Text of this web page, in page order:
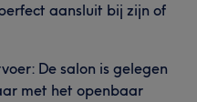
aansluit bij zijn of
De salon is gelegen
met het openbaar